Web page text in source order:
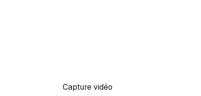
Capture vidéo